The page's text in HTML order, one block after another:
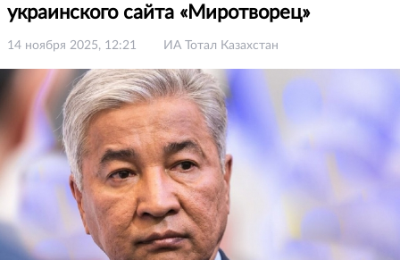
украинского сайта «Миротворец»
14 ноября 2025, 12:21 ИА Тотал Казахстан